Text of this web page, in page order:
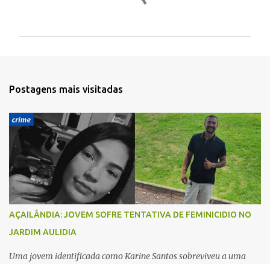
r
Postagens mais visitadas
AÇAILÂNDIA: JOVEM SOFRE TENTATIVA DE FEMINICIDIO NO
JARDIM AULIDIA
Uma jovem identificada como Karine Santos sobreviveu a uma